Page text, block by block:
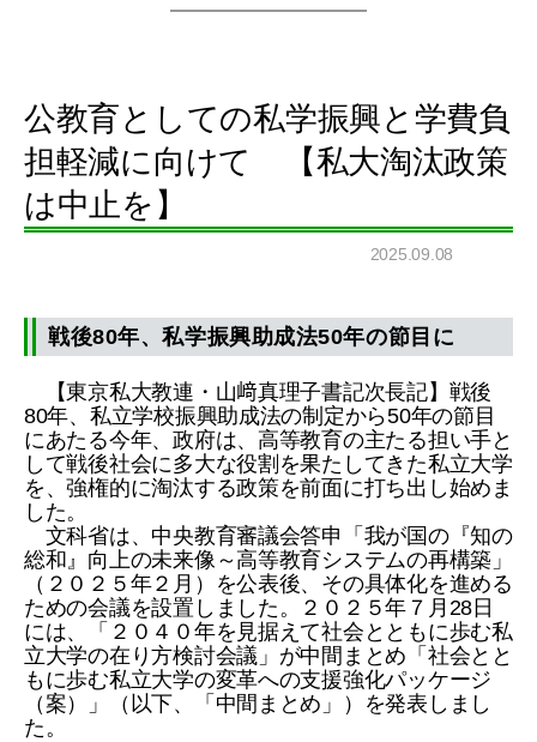
公教育としての私学振興と学費負
担軽減に向けて 【私大淘汰政策
は中止を】
2025.09.08
戦後80年、私学振興助成法50年の節目に
【東京私大教連・山﨑真理子書記次長記】戦後
80年、私立学校振興助成法の制定から50年の節目
にあたる今年、政府は、高等教育の主たる担い手と
して戦後社会に多大な役割を果たしてきた私立大学
を、強権的に淘汰する政策を前面に打ち出し始めま
した。
文科省は、中央教育審議会答申「我が国の『知の
総和』向上の未来像～高等教育システムの再構築」
（２０２５年２月）を公表後、その具体化を進める
ための会議を設置しました。２０２５年７月28日
には、「２０４０年を見据えて社会とともに歩む私
立大学の在り方検討会議」が中間まとめ「社会とと
もに歩む私立大学の変革への支援強化パッケージ
（案）」（以下、「中間まとめ」）を発表しまし
た。